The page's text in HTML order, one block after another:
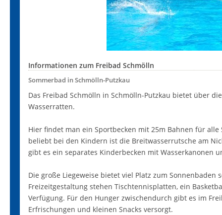
Informationen zum Freibad Schmölln
Sommerbad in Schmölln-Putzkau
Das Freibad Schmölln in Schmölln-Putzkau bietet über
Wasserratten.
Hier findet man ein Sportbecken mit 25m Bahnen für
beliebt bei den Kindern ist die Breitwasserrutsche am
gibt es ein separates Kinderbecken mit Wasserkanonen
Die große Liegeweise bietet viel Platz zum
Freizeitgestaltung stehen Tischtennisplatten, ein
Verfügung. Für den Hunger zwischendurch gibt es im
Erfrischungen und kleinen Snacks versorgt.